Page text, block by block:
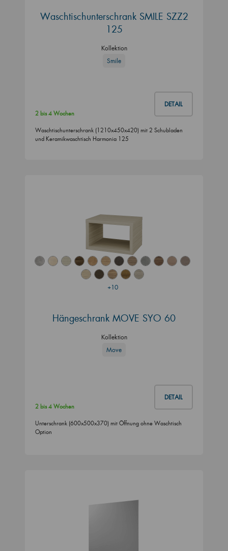
Waschtischunterschrank SMILE SZZ2
125
Kollektion
Smile
DETAIL
2 bis 4 Wochen
Waschtischunterschrank (1210x450x420) mit 2 Schubladen
und Keramikwaschtisch Harmonia 125
+10
Hängeschrank MOVE SYO 60
Kollektion
Move
DETAIL
2 bis 4 Wochen
Unterschrank (600x500x370) mit Öffnung ohne Waschtisch
Option